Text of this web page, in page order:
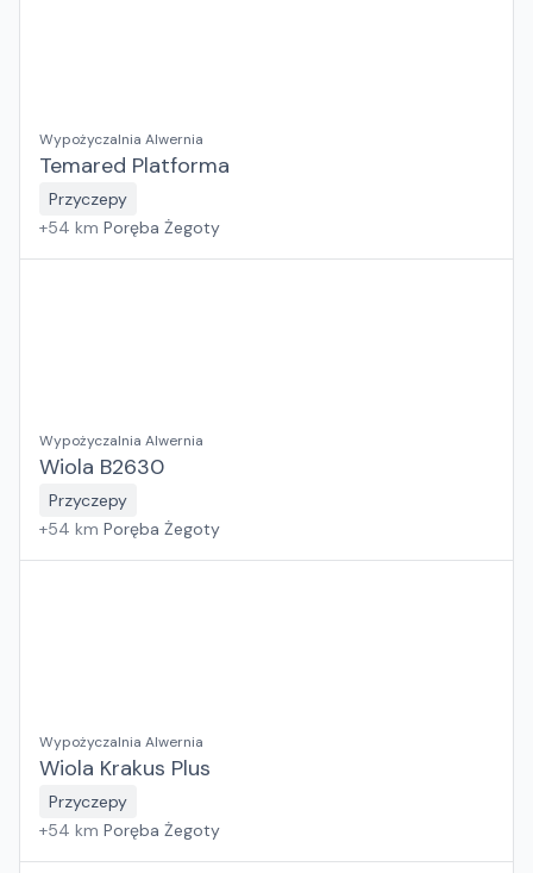
Wypożyczalnia Alwernia
Temared Platforma
Przyczepy
+54 km Poręba Żegoty
Wypożyczalnia Alwernia
Wiola B2630
Przyczepy
+54 km Poręba Żegoty
Wypożyczalnia Alwernia
Wiola Krakus Plus
Przyczepy
+54 km Poręba Żegoty